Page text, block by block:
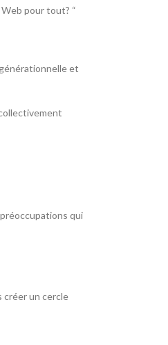
pour tout? “
et
qui
créer un cercle